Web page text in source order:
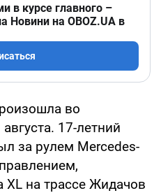
в курсе главного –
Новини на OBOZ.UA в
во
17-летний
за рулем Mercedes-
XL на трассе Жидачов